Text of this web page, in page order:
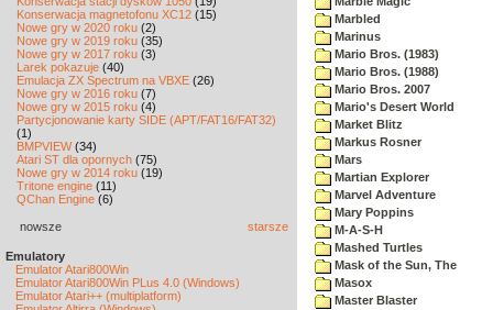
Konserwacja magnetofonu XC12 (15)
Nowe gry w 2020 roku (2)
Nowe gry w 2019 roku (35)
Nowe gry w 2017 roku (3)
Larek pokazuje (40)
Emulacja ZX Spectrum na VBXE (26)
Nowe gry w 2016 roku (7)
Nowe gry w 2015 roku (4)
Partycjonowanie karty SIDE (APT/FAT16/FAT32)
(1)
BMPVIEW(34)
Atari ST dla opornych (75)
Nowe gry w 2014 roku (19)
Tritone engine (11)
QChan Engine (6)
nowsze starsze
Emulatory
Emulator Atari800Win
Emulator Atari800Win PLus 4.0 (Windows)
Emulator Atari++ (multiplatform)
Marbled
Marinus
Mario Bros. (1983)
Mario Bros. (1988)
Mario Bros. 2007
Mario's Desert World
Market Blitz
Markus Rosner
Mars
Martian Explorer
Marvel Adventure
Mary Poppins
M-A-S-H
Mashed Turtles
Mask of the Sun, The
Masox
Master Blaster